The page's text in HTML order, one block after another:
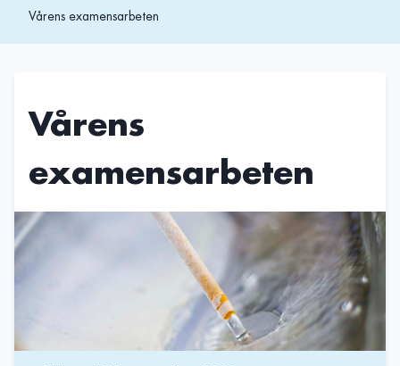
Vårens examensarbeten
Vårens
examensarbeten